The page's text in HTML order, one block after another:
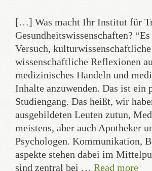
[…] Was macht Ihr Institut für
Gesund­heits­wissen­schaften?
Versuch,
wissen­schaft­liche Reflexionen
medizinisches Handeln und
Inhalte anzuwenden. Das ist ein
Studiengang. Das heißt, wir
ausgebildeten Leuten zutun,
meistens, aber auch Apotheker
Psychologen. Kommunikation,
aspekte stehen dabei im
sind zentral bei … Read more